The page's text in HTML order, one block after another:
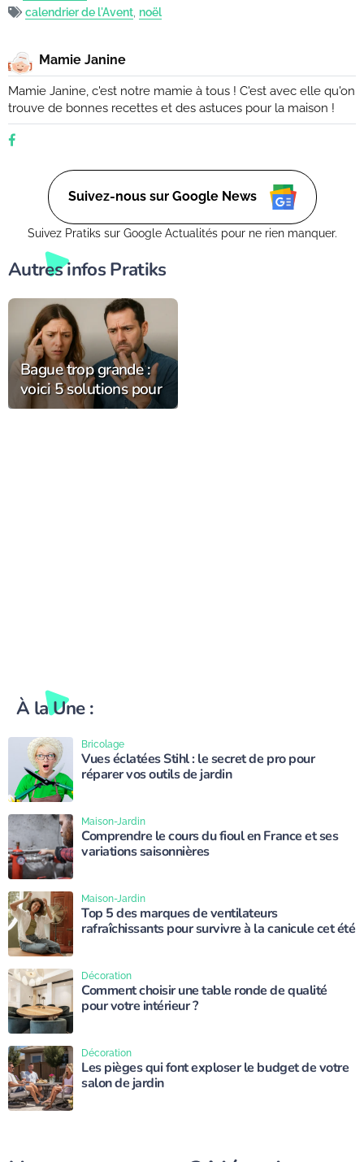
calendrier de l'Avent noël
Mamie Janine
Mamie Janine, c'est notre mamie à tous ! C'est avec elle qu'on
trouve de bonnes recettes et des astuces pour la maison !
Suivez-nous sur Google News
Suivez Pratiks sur Google Actualités pour ne rien manquer.
Autres infos Pratiks
Bague trop grande :
voici 5 solutions pour
la resserrer
À la Une :
Vues éclatées Stihl : le secret de pro pour
réparer vos outils de jardin
Bricolage
Comprendre le cours du fioul en France et ses
variations saisonnières
Maison-Jardin
Top 5 des marques de ventilateurs
rafraîchissants pour survivre à la canicule cet été
Maison-Jardin
Comment choisir une table ronde de qualité
pour votre intérieur ?
Décoration
Les pièges qui font exploser le budget de votre
salon de jardin
Décoration